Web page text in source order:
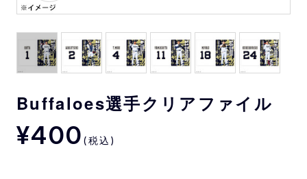
Buffaloes選手クリアファイル
¥400 (税込)